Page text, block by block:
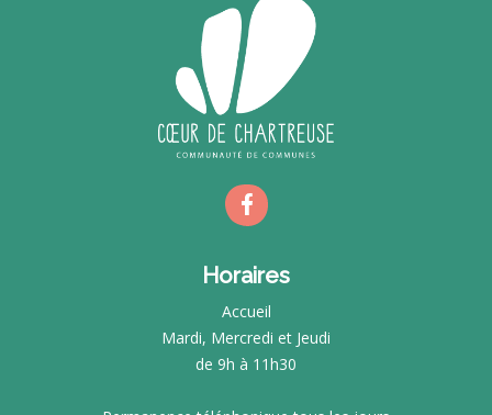
Horaires
Accueil
Mardi, Mercredi et Jeudi
de 9h à 11h30